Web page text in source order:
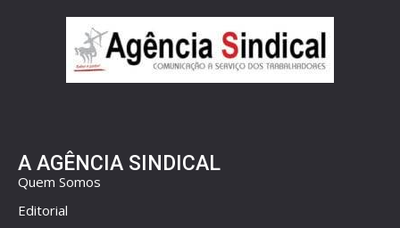
A AGÊNCIA SINDICAL
Quem Somos
Editorial